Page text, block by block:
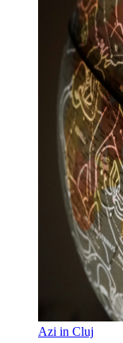
Azi in Cluj